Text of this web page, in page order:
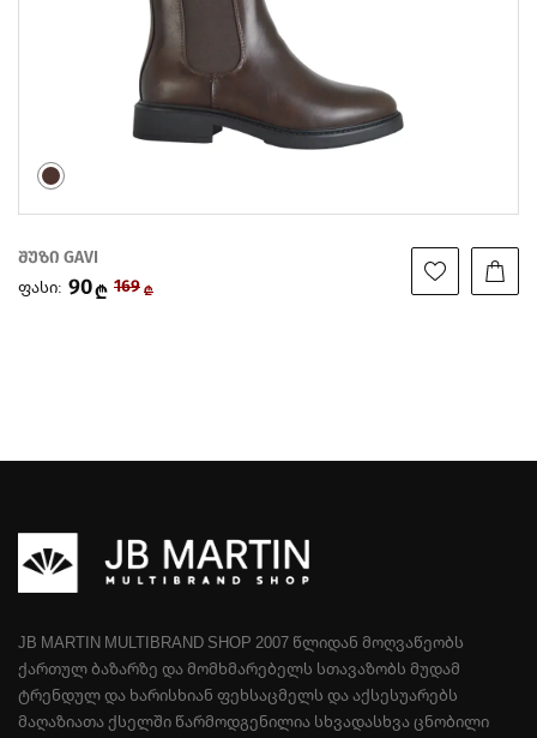
შუზი GAVI
ფასი: 90₾ 169 ₾
JB MARTIN MULTIBRAND SHOP 2007 ᲬᲚᲘᲓᲐᲜ ᲛᲝᲦᲕᲐᲬᲔᲝᲑᲡ
ᲥᲐᲠᲗᲣᲚ ᲑᲐᲖᲐᲠᲖᲔ ᲓᲐ ᲛᲝᲛᲮᲛᲐᲠᲔᲑᲔᲚᲡ ᲡᲗᲐᲕᲐᲖᲝᲑᲡ ᲛᲣᲓᲐᲛ
ᲢᲠᲔᲜᲓᲣᲚ ᲓᲐ ᲮᲐᲠᲘᲡᲮᲘᲐᲜ ᲤᲔᲮᲡᲐᲪᲛᲔᲚᲡ ᲓᲐ ᲐᲥᲡᲔᲡᲣᲐᲠᲔᲑᲡ
ᲛᲐᲦᲐᲖᲘᲐᲗᲐ ᲥᲡᲔᲚᲨᲘ ᲬᲐᲠᲛᲝᲓᲒᲔᲜᲘᲚᲘᲐ ᲡᲮᲕᲐᲓᲐᲡᲮᲕᲐ ᲪᲜᲝᲑᲘᲚᲘ